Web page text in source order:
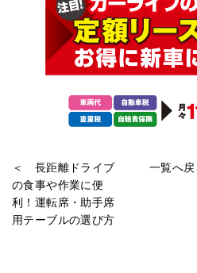
＜ 長距離ドライブ
の食事や作業に便
利！運転席・助手席
用テーブルの選び方
一覧へ戻